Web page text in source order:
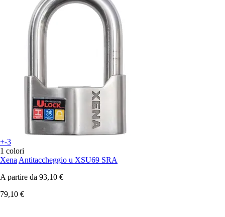
+-3
1 colori
Xena Antitaccheggio u XSU69 SRA
A partire da 93,10 €
79,10 €